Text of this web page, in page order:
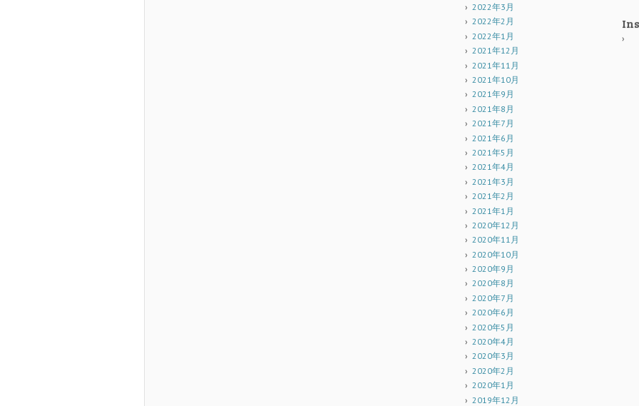
2022年3月
2022年2月
2022年1月
2021年12月
2021年11月
2021年10月
2021年9月
2021年8月
2021年7月
2021年6月
2021年5月
2021年4月
2021年3月
2021年2月
2021年1月
2020年12月
2020年11月
2020年10月
2020年9月
2020年8月
2020年7月
2020年6月
2020年5月
2020年4月
2020年3月
2020年2月
2020年1月
2019年12月